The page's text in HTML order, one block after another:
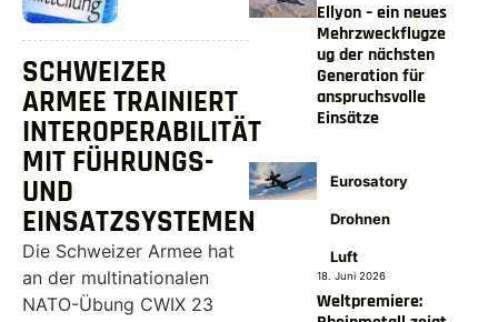
SCHWEIZER
ARMEE TRAINIERT
INTEROPERABILITÄT
MIT FÜHRUNGS-
UND
EINSATZSYSTEMEN
Die Schweizer Armee hat
an der multinationalen
NATO-Übung CWIX 23
Ellyon – ein neues
Mehrzweckflugze
ug der nächsten
Generation für
anspruchsvolle
Einsätze
Eurosatory
Drohnen
Luft
18. Juni 2026
Weltpremiere: